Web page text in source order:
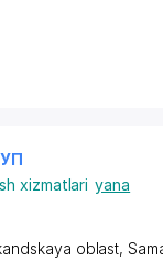
УП
xizmatlari yana
oblast,